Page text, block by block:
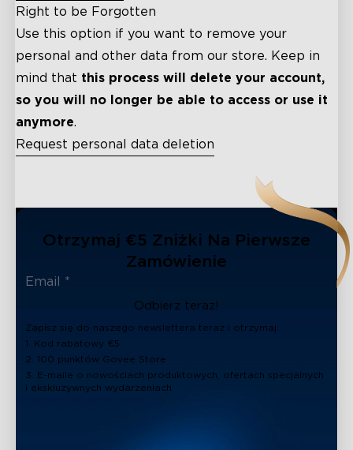
Right to be Forgotten
Use this option if you want to remove your
personal and other data from our store. Keep in
mind that this process will delete your account,
so you will no longer be able to access or use it
anymore.
Request personal data deletion
Otrzymaj €5 Zniżki Na Pierwsze
Zamówienie
Odbierz teraz!
Zapisz się do naszego newslettera teraz i otrzymaj:
1. Kod rabatowy €5
2. 100 punktów Govee Store
3. E-maile o nowościach produktowych, ofertach specjalnych
i ekskluzywnych wydarzeniach